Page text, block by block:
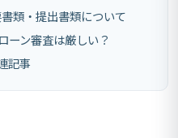
類・提出書類について
ーン審査は厳しい？
記事